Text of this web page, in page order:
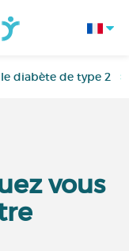
diabète de type 2
vous